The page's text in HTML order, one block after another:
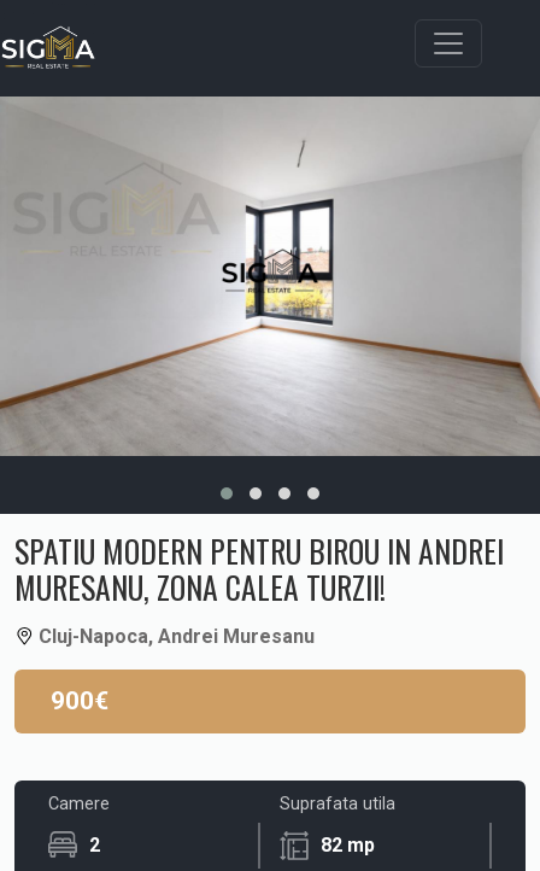
SPATIU MODERN PENTRU BIROU IN ANDREI
MURESANU, ZONA CALEA TURZII!
Cluj-Napoca, Andrei Muresanu
900€
Camere
2
Suprafata utila
82 mp